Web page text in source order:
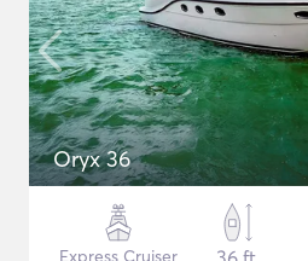
Oryx 36
Express Cruiser